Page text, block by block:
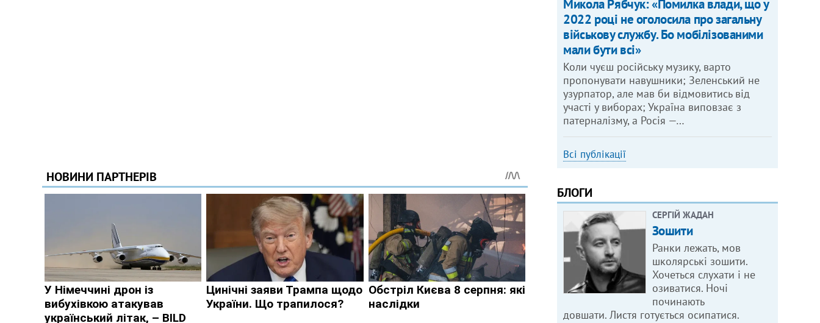
Микола Рябчук: «Помилка влади, що у
2022 році не оголосила про загальну
військову службу. Бо мобілізованими
мали бути всі»
Коли чуєш російську музику, варто
пропонувати навушники; Зеленський не
узурпатор, але мав би відмовитись від
участі у виборах; Україна виповзає з
патерналізму, а Росія —…
Всі публікації
БЛОГИ
СЕРГІЙ ЖАДАН
Зошити
Ранки лежать, мов
школярські зошити.
Хочеться слухати і не
озиватися. Ночі
починають
довшати. Листя готується осипатися.